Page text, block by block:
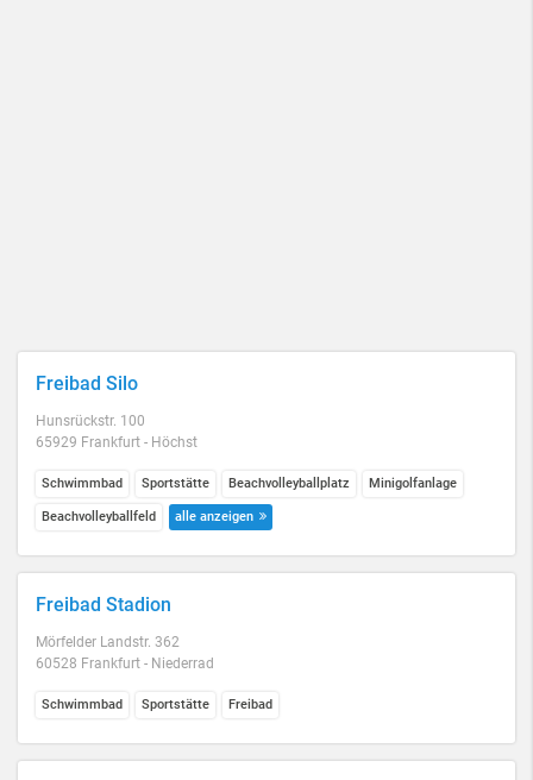
Freibad Silo
Hunsrückstr. 100
65929 Frankfurt - Höchst
Schwimmbad Sportstätte Beachvolleyballplatz Minigolfanlage
Beachvolleyballfeld alle anzeigen
Freibad Stadion
Mörfelder Landstr. 362
60528 Frankfurt - Niederrad
Schwimmbad Sportstätte Freibad